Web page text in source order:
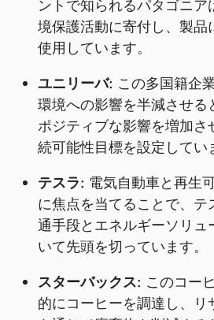
ントで知られるパタゴニ
境保護活動に寄付し、製品
使用しています。
ユニリーバ: この多国籍企
環境への影響を半減させる
ポジティブな影響を増加
続可能性目標を設定してい
テスラ: 電気自動車と再生
に焦点を当てることで、
通手段とエネルギーソリュ
いて先頭を切っています。
スターバックス: このコー
的にコーヒーを調達し、